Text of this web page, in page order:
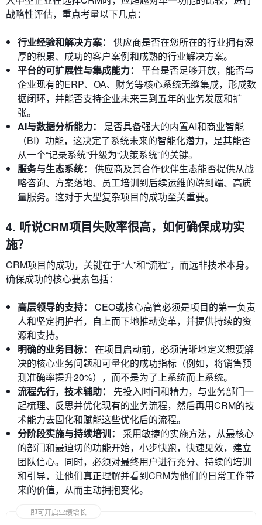
战略性评估，重点考量以下几点：
行业经验和解决方案：
供应商是否在您所在的行业拥有深
厚的积累、成功的客户案例和成熟的行业解决方案。
平台的可扩展性与集成能力：
平台是否足够开放，能否与
企业现有的ERP、OA、财务等核心系统无缝集成，形成数
据闭环，并能否支持企业未来三到五年的业务发展和扩
张。
AI与数据分析能力：
是否具备强大的内置AI和商业智能
（BI）功能，这决定了系统未来的智能化潜力，是其能否
从一个“记录系统”升级为“决策系统”的关键。
服务与生态系统：
供应商及其合作伙伴生态能否提供从战
略咨询、方案落地、员工培训到后续运维的端到端、高质
量服务。这对于大型复杂项目的成功至关重要。
4. 听说CRM项目失败率很高，如何确保成功实
施？
CRM项目的成功，关键在于“人”和“流程”，而远非技术本身。
确保成功的核心要素包括：
高层领导的支持：
CEO或核心高管必须是项目的第一负责
人和坚定拥护者，自上而下地推动变革，并提供持续的资
源和支持。
明确的业务目标：
在项目启动前，必须清晰地定义想要解
决的核心业务问题和可量化的成功指标（例如，将销售预
测准确率提升20%），而不是为了上系统而上系统。
流程先行，技术辅助：
先投入时间和精力，与业务部门一
起梳理、反思并优化现有的业务流程，然后再用CRM的技
术能力去固化和赋能这些优化后的流程。
分阶段实施与持续培训：
采用敏捷的实施方法，从最核心
的部门和最迫切的功能开始，小步快跑，快速见效，建立
团队信心。同时，必须对最终用户进行充分、持续的培训
和引导，让他们真正理解并看到CRM为他们的日常工作带
来的价值，从而主动拥抱变化。
即可开启业绩增长